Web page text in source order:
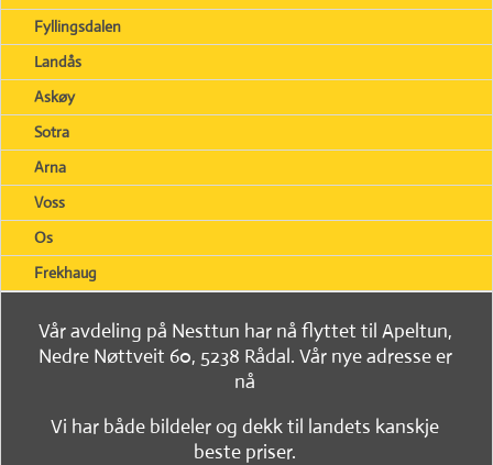
Fyllingsdalen
Landås
Askøy
Sotra
Arna
Voss
Os
Frekhaug
Vår avdeling på Nesttun har nå flyttet til Apeltun,
Nedre Nøttveit 60, 5238 Rådal. Vår nye adresse er
nå
Vi har både bildeler og dekk til landets kanskje
beste priser.